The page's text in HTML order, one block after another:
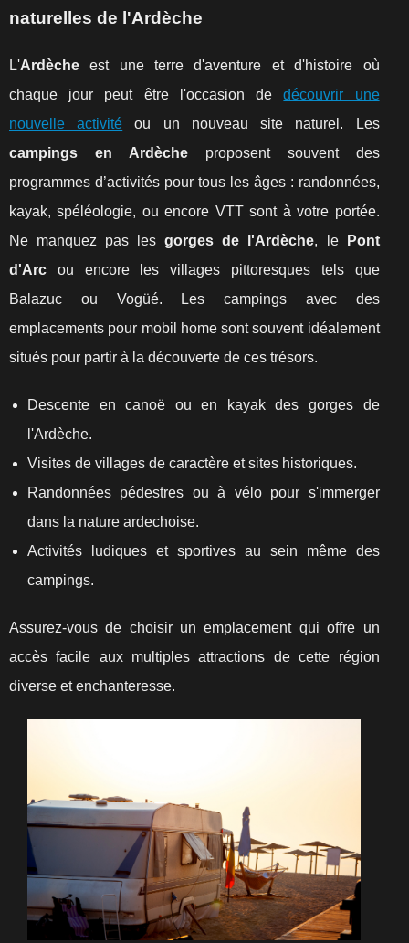
naturelles de l'Ardèche
L'Ardèche est une terre d'aventure et d'histoire où
chaque jour peut être l'occasion dedécouvrir une
nouvelle activité ou un nouveau site naturel. Les
campings en Ardècheproposent souvent des
programmes d’activités pour tous les âges : randonnées,
kayak, spéléologie, ou encore VTT sont à votre portée.
Ne manquez pas lesgorges de l'Ardèche, le
Pont
d'Arc ou encore les villages pittoresques tels que
Balazuc ou Vogüé. Les campings avec des
emplacements pour mobil home sont souvent idéalement
situés pour partir à la découverte de ces trésors.
Descente en canoë ou en kayak des gorges de
l'Ardèche.
Visites de villages de caractère et sites historiques.
Randonnées pédestres ou à vélo pour s'immerger
dans la nature ardechoise.
Activités ludiques et sportives au sein même des
campings.
Assurez-vous de choisir un emplacement qui offre un
accès facile aux multiples attractions de cette région
diverse et enchanteresse.